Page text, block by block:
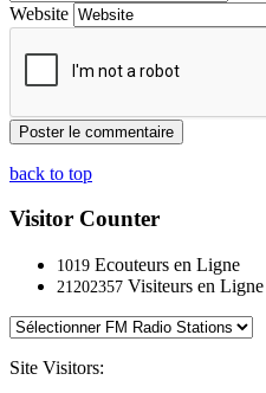
Website
back to top
Visitor Counter
1019 Ecouteurs en Ligne
21202357 Visiteurs en Ligne
Site Visitors: